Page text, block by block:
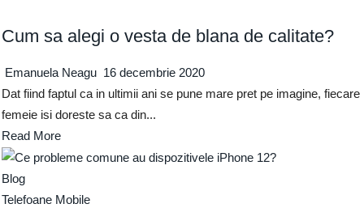
Cum sa alegi o vesta de blana de calitate?
Emanuela Neagu 16 decembrie 2020
Dat fiind faptul ca in ultimii ani se pune mare pret pe imagine, fiecare
femeie isi doreste sa ca din...
Read More
Blog
Telefoane Mobile